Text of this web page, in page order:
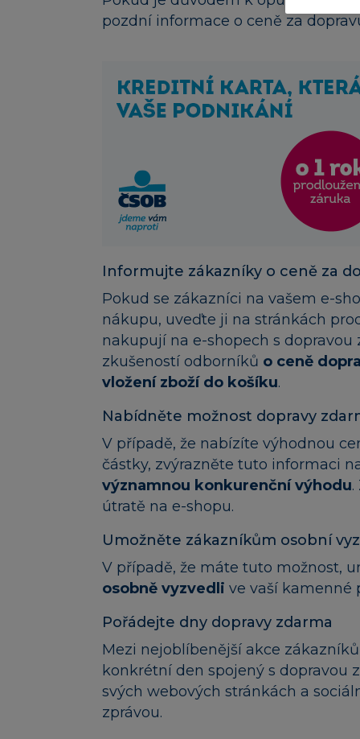
pozdní informace o ceně za
Informujte zákazníky o ceně za
Pokud se zákazníci na vašem e-
nákupu, uveďte ji na stránkách
nakupují na e-shopech s
zkušeností odborníků o ceně
vložení zboží do košíku.
Nabídněte možnost dopravy
V případě, že nabízíte výhodnou
částky, zvýrazněte tuto informaci
významnou konkurenční výhodu
útratě na e-shopu.
Umožněte zákazníkům osobní
V případě, že máte tuto možnost,
osobně vyzvedli ve vaší kamenné
Pořádejte dny dopravy zdarma
Mezi nejoblíbenější akce
konkrétní den spojený s dopravou
svých webových stránkách a
zprávou.